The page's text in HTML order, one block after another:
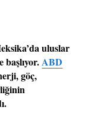
uluslar
başlıyor.ABD
göç,